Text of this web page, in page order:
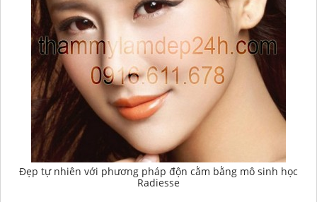
Đẹp tự nhiên với phương pháp độn cằm bằng mô sinh học
Radiesse